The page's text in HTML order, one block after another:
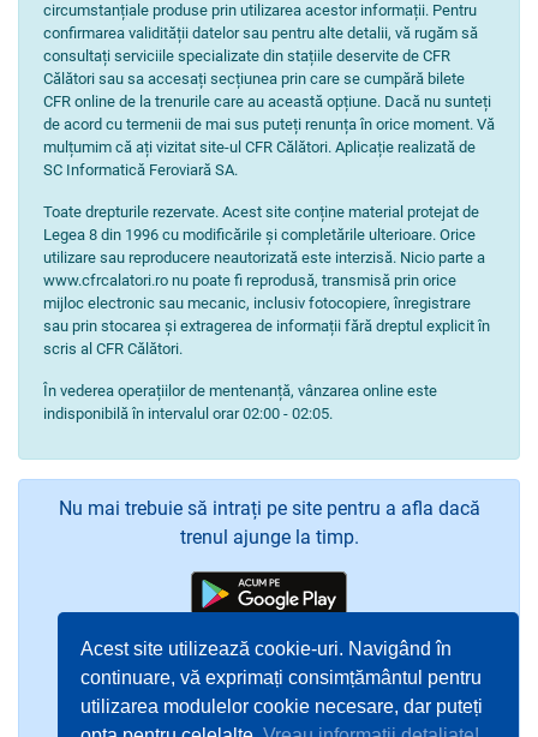
Acest site utilizează cookie-uri. Navigând în
continuare, vă exprimați consimțământul pentru
utilizarea modulelor cookie necesare, dar puteți
circumstanțiale produse prin utilizarea acestor informații. Pentru
confirmarea validității datelor sau pentru alte detalii, vă rugăm să
consultați serviciile specializate din stațiile deservite de CFR
Călători sau sa accesați secțiunea prin care se cumpără bilete
CFR online de la trenurile care au această opțiune. Dacă nu sunteți
de acord cu termenii de mai sus puteți renunța în orice moment. Vă
mulțumim că ați vizitat site-ul CFR Călători. Aplicație realizată de
SC Informatică Feroviară SA.
Toate drepturile rezervate. Acest site conține material protejat de
Legea 8 din 1996 cu modificările și completările ulterioare. Orice
utilizare sau reproducere neautorizată este interzisă. Nicio parte a
www.cfrcalatori.ro nu poate fi reprodusă, transmisă prin orice
mijloc electronic sau mecanic, inclusiv fotocopiere, înregistrare
sau prin stocarea și extragerea de informații fără dreptul explicit în
scris al CFR Călători.
În vederea operațiilor de mentenanță, vânzarea online este
indisponibilă în intervalul orar 02:00 - 02:05.
Nu mai trebuie să intrați pe site pentru a afla dacă
trenul ajunge la timp.